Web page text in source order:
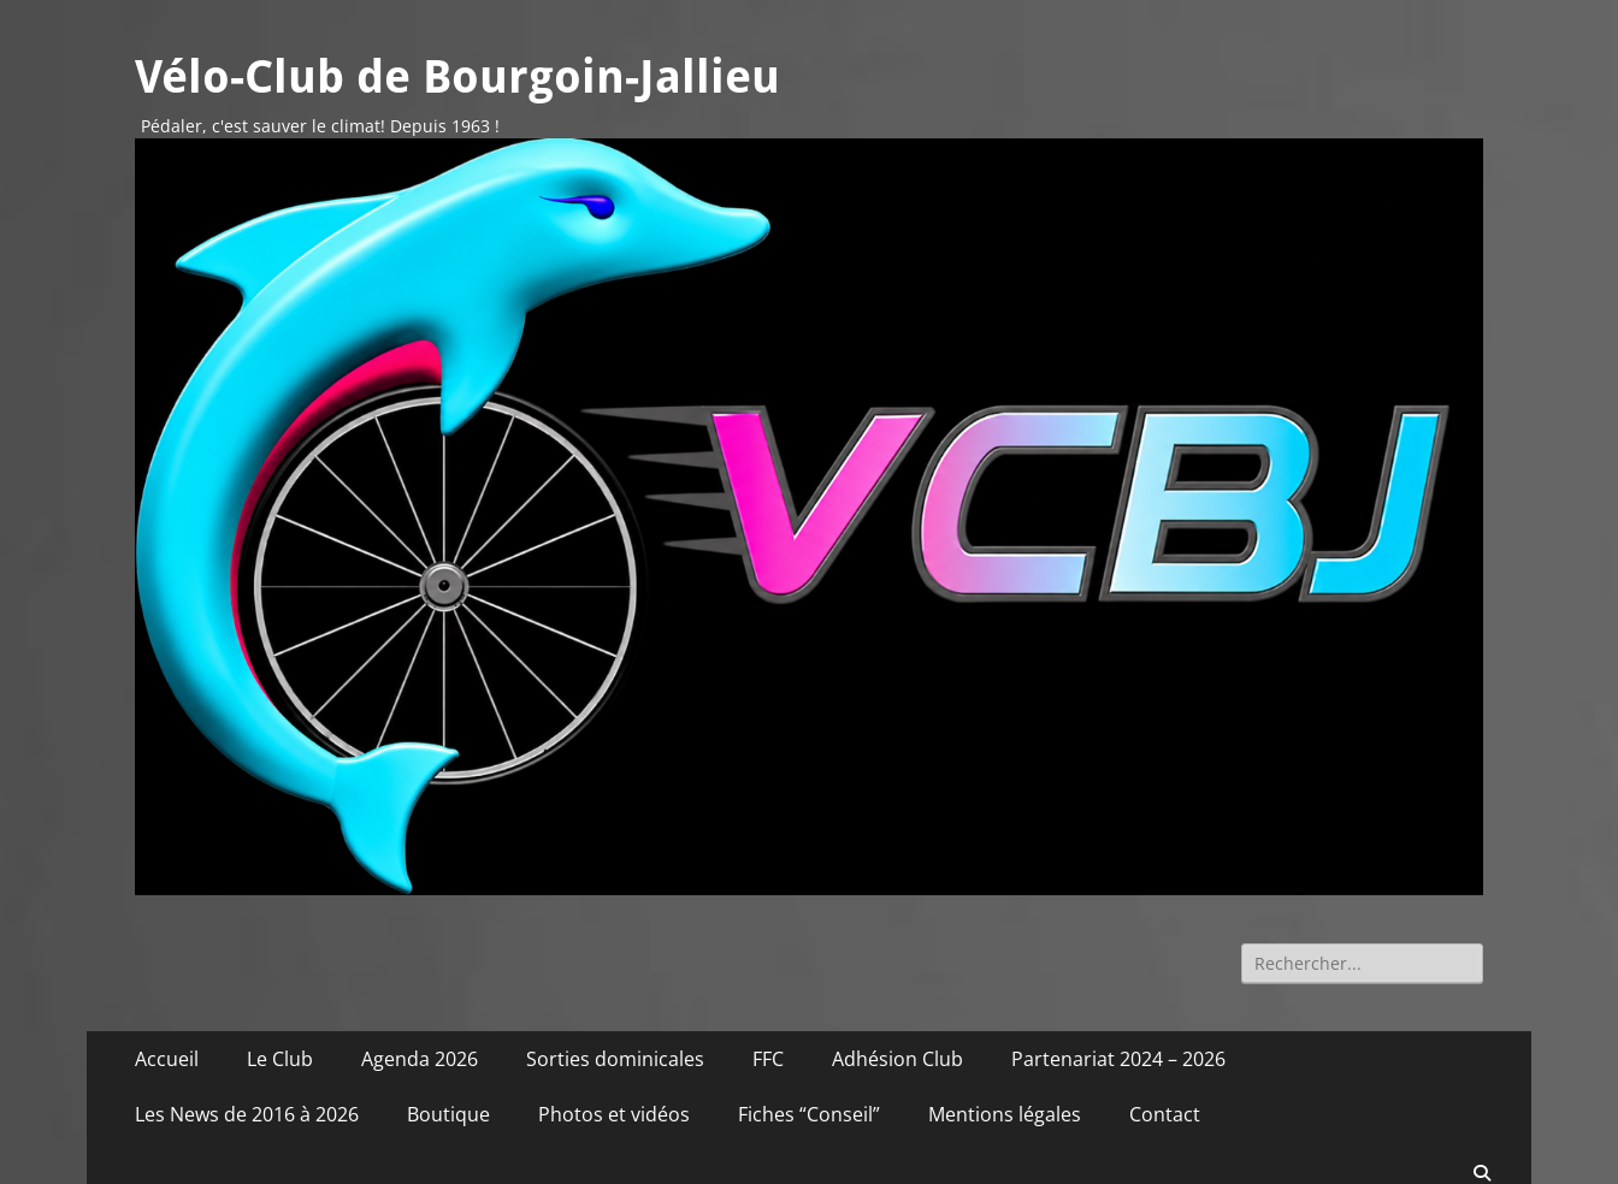
Vélo-Club de Bourgoin-Jallieu
Pédaler, c'est sauver le climat! Depuis 1963 !
Rechercher :
Menu
contenu
Accueil Le Club Agenda 2026 Sorties dominicales FFC Adhésion Club Partenariat 2024 – 2026
Les News de 2016 à 2026 Boutique Photos et vidéos Fiches “Conseil” Mentions légales Contact